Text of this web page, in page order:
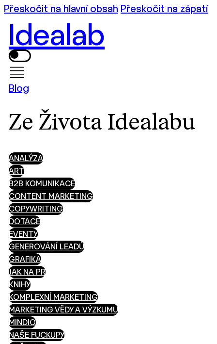
Přeskočit na hlavní obsah Přeskočit na zápatí
Idealab
Blog
Ze Života Idealabu
ANALÝZA
ART
B2B KOMUNIKACE
CONTENT MARKETING
COPYWRITING
DOTACE
EVENTY
GENEROVÁNÍ LEADŮ
GRAFIKA
JAK NA PR
KNIHY
KOMPLEXNÍ MARKETING
MARKETING VĚDY A VÝZKUMU
MINDIO
NAŠE FUCKUPY